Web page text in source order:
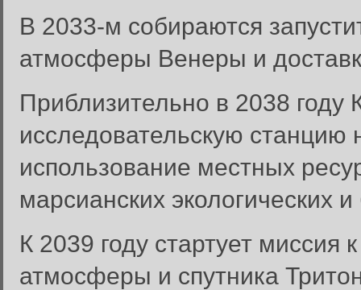
В 2033-м собираются
атмосферы Венеры и
Приблизительно в 2038 году
исследовательскую
использование местных
марсианских экологических
К 2039 году стартует миссия
атмосферы и спутника